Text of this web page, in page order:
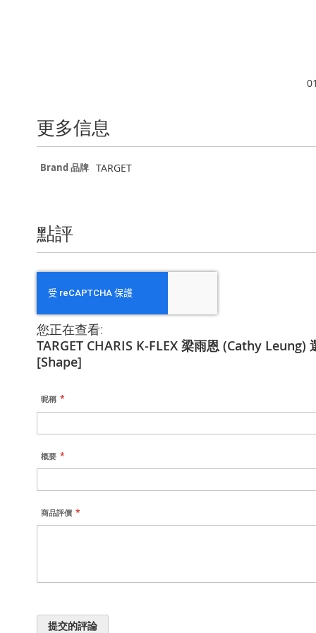
更多信息
更
Brand 品牌 TARGET
點評
您正在查看:
TARGET CHARIS K-FLEX 梁雨恩 (Cathy Leung)
[Shape]
昵稱
概要
商品評價
提交的評論